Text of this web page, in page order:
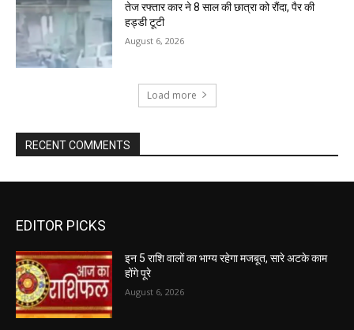
तेज रफ्तार कार ने 8 साल की छात्रा को रौंदा, पैर की
हड्डी टूटी
August 6, 2026
Load more
RECENT COMMENTS
EDITOR PICKS
इन 5 राशि वालों का भाग्य रहेगा मजबूत, सारे अटके काम
होंगे पूरे
August 6, 2026